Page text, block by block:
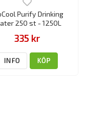
Purify Drinking
250 st - 1250L
335 kr
INFO KÖP